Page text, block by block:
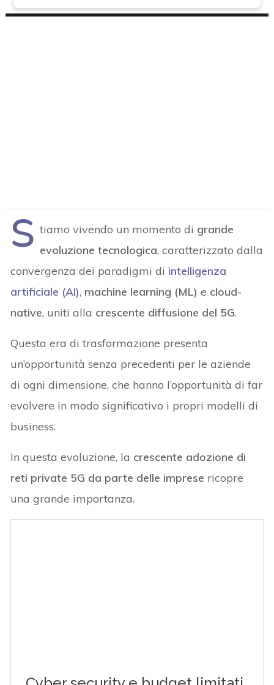
S tiamo vivendo un momento di grande
evoluzione tecnologica, caratterizzato dalla
convergenza dei paradigmi di intelligenza
artificiale (AI), machine learning (ML) e cloud-
native, uniti alla crescente diffusione del 5G.
Questa era di trasformazione presenta
un’opportunità senza precedenti per le aziende
di ogni dimensione, che hanno l’opportunità di far
evolvere in modo significativo i propri modelli di
business.
In questa evoluzione, la crescente adozione di
reti private 5G da parte delle imprese ricopre
una grande importanza.